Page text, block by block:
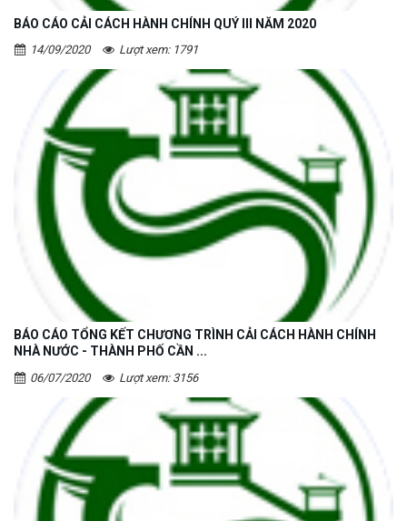
BÁO CÁO CẢI CÁCH HÀNH CHÍNH QUÝ III NĂM 2020
14/09/2020 Lượt xem: 1791
BÁO CÁO TỔNG KẾT CHƯƠNG TRÌNH CẢI CÁCH HÀNH CHÍNH
NHÀ NƯỚC - THÀNH PHỐ CẦN ...
06/07/2020 Lượt xem: 3156